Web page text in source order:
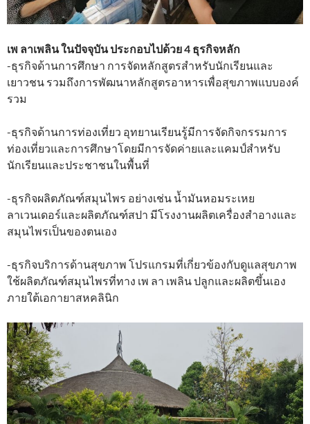
เพ ลาเพลิน ในปัจจุบัน ประกอบไปด้วย 4 ธุรกิจหลัก
-ธุรกิจด้านการศึกษา การจัดหลักสูตรสำหรับนักเรียนและ
เยาวชน รวมถึงการพัฒนาหลักสูตรอาหารเพื่อสุขภาพแบบองค์
รวม
-ธุรกิจด้านการท่องเที่ยว อุทยานเรียนรู้มีการจัดกิจกรรมการ
ท่องเที่ยวและการศึกษาโดยมีการจัดค่ายและแคมป์สำหรับ
นักเรียนและประชาชนในพื้นที่
-ธุรกิจผลิตภัณฑ์สมุนไพร อย่างเช่น น้ำมันหอมระเหย
ลาเวนเดอร์และผลิตภัณฑ์สปา มีโรงงานผลิตเครื่องสำอางและ
สมุนไพรเป็นของตนเอง
-ธุรกิจบริการด้านสุขภาพ โปรแกรมที่เกี่ยวข้องกับดูแลสุขภาพ
ใช้ผลิตภัณฑ์สมุนไพรที่ทาง เพ ลา เพลิน ปลูกและผลิตขึ้นเอง
ภายใต้เอกายาสหคลินิก